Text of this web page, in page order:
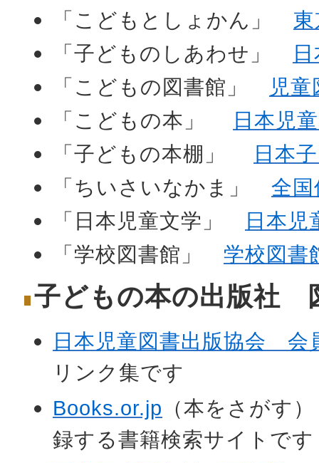
「こどもとしょかん」
「子どものしあわせ」
「こどもの図書館」
児
「こどもの本」
日本児
「子どもの本棚」
日本
「ちいさいなかま」 全国
「日本児童文学」
日本児
「学校図書館」 学校図書
子どもの本の出版社
日本児童図書出版協会 会
リンク集です
Books.or.jp （本をさがす
録する書籍検索サイトです